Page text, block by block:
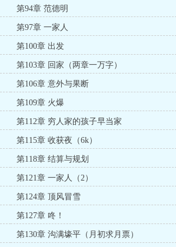
第94章 范德明
第97章 一家人
第100章 出发
第103章 回家（两章一万字）
第106章 意外与果断
第109章 火爆
第112章 穷人家的孩子早当家
第115章 收获夜（6k）
第118章 结算与规划
第121章 一家人（2）
第124章 顶风冒雪
第127章 咚！
第130章 沟满壕平（月初求月票）